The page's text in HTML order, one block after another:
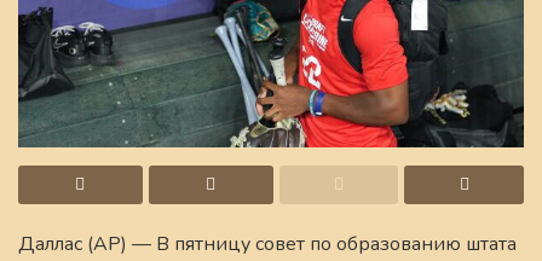
Даллас (AP) — В пятницу совет по образованию штата